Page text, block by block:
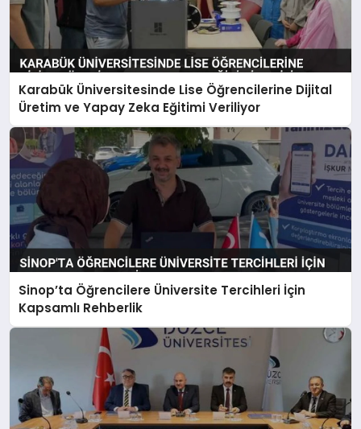
Karabük Üniversitesinde Lise Öğrencilerine Dijital
Üretim ve Yapay Zeka Eğitimi Veriliyor
Sinop’ta Öğrencilere Üniversite Tercihleri İçin
Kapsamlı Rehberlik